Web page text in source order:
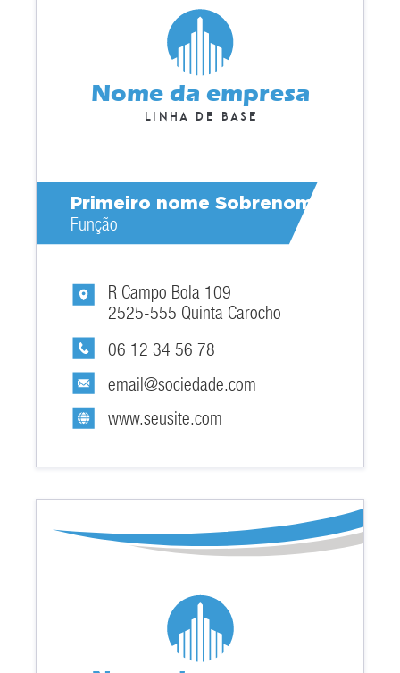
www.seusite.com
email@sociedade.com
06 12 34 56 78
R Campo Bola 109
2525-555 Quinta Carocho
Primeiro nome Sobrenome
Função
Nome da empresa
Linha de base